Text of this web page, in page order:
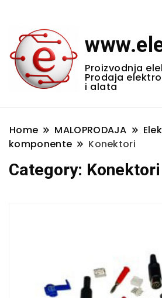
Proizvodnja
Prodaja
i alata
Home MALOPRODAJA
komponente
Konektori
Category: Konektori